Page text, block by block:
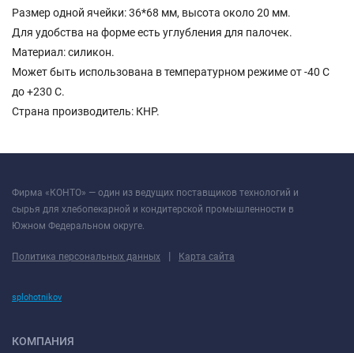
Размер одной ячейки: 36*68 мм, высота около 20 мм.
Для удобства на форме есть углубления для палочек.
Материал: силикон.
Может быть использована в температурном режиме от -40 С
до +230 С.
Страна производитель: КНР.
Фирма «КОНТО» — один из ведущих поставщиков технологий и
сырья для хлебопекарной и кондитерской промышленности в
Южном Федеральном округе.
Политика персональных данных | Карта сайта
splohotnikov
КОМПАНИЯ